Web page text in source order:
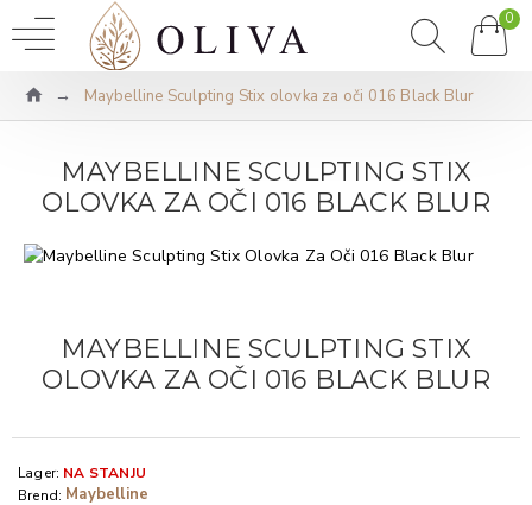
0
Maybelline Sculpting Stix olovka za oči 016 Black Blur
MAYBELLINE SCULPTING STIX
OLOVKA ZA OČI 016 BLACK BLUR
MAYBELLINE SCULPTING STIX
OLOVKA ZA OČI 016 BLACK BLUR
Lager: NA STANJU
Brend: Maybelline